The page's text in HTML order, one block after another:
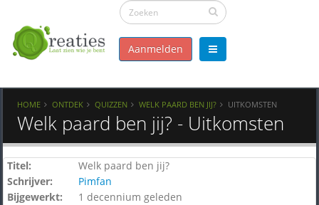
Aanmelden
HOME ONTDEK QUIZZEN WELK PAARD BEN JIJ? UITKOMSTEN
Welk paard ben jij? - Uitkomsten
Titel:
Welk paard ben jij?
Schrijver:
Pimfan
Bijgewerkt:
1 decennium geleden